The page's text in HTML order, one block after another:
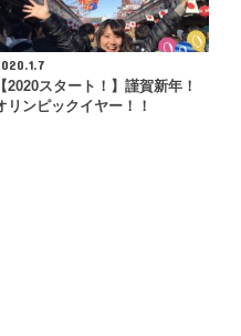
【2020スタート！】謹賀新年！
リンピックイヤー！！